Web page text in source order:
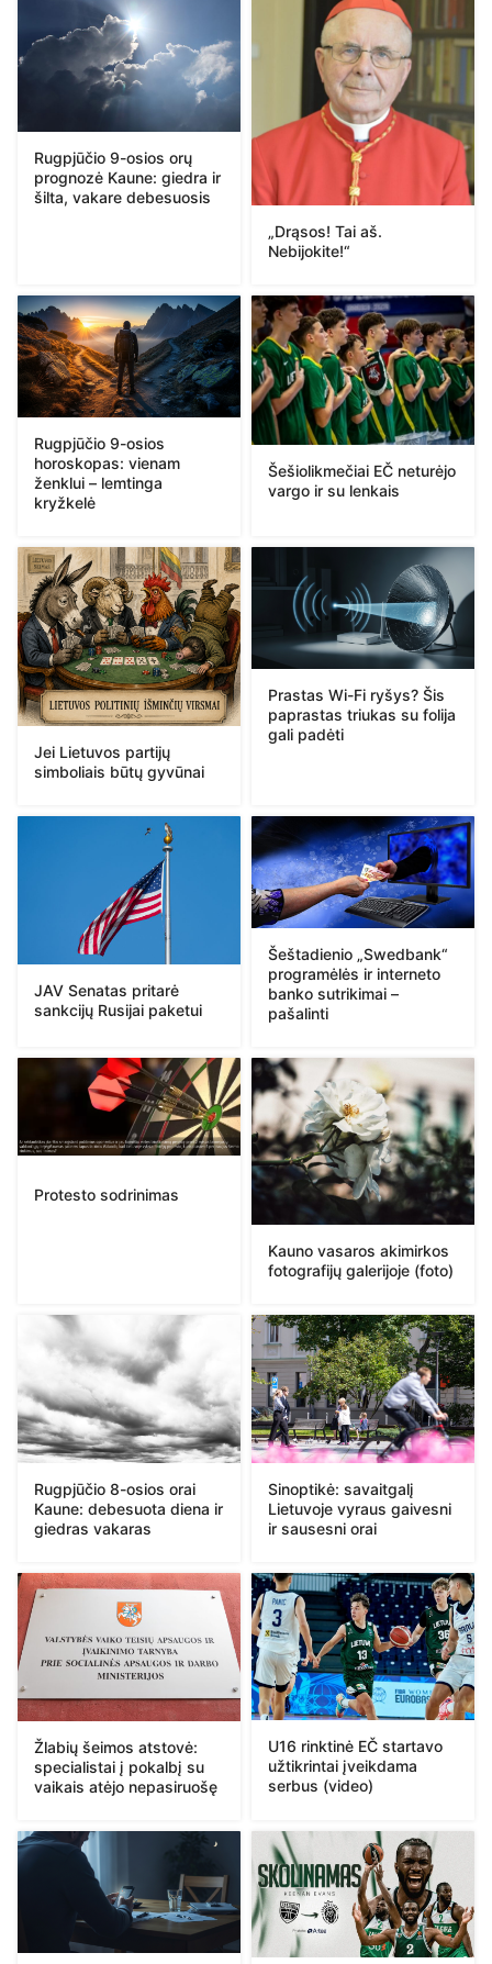
Rugpjūčio 9-osios orų
prognozė Kaune: giedra ir
šilta, vakare debesuosis
„Drąsos! Tai aš.
Nebijokite!“
Rugpjūčio 9-osios
horoskopas: vienam
ženklui – lemtinga
kryžkelė
Šešiolikmečiai EČ neturėjo
vargo ir su lenkais
Jei Lietuvos partijų
simboliais būtų gyvūnai
Prastas Wi-Fi ryšys? Šis
paprastas triukas su folija
gali padėti
JAV Senatas pritarė
sankcijų Rusijai paketui
Šeštadienio „Swedbank“
programėlės ir interneto
banko sutrikimai –
pašalinti
Protesto sodrinimas
Kauno vasaros akimirkos
fotografijų galerijoje (foto)
Rugpjūčio 8-osios orai
Kaune: debesuota diena ir
giedras vakaras
Sinoptikė: savaitgalį
Lietuvoje vyraus gaivesni
ir sausesni orai
Žlabių šeimos atstovė:
specialistai į pokalbį su
vaikais atėjo nepasiruošę
U16 rinktinė EČ startavo
užtikrintai įveikdama
serbus (video)